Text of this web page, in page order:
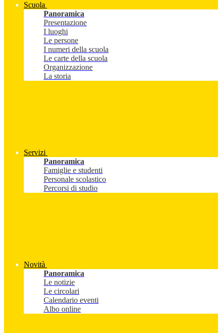
Scuola
Panoramica
Presentazione
I luoghi
Le persone
I numeri della scuola
Le carte della scuola
Organizzazione
La storia
Servizi
Panoramica
Famiglie e studenti
Personale scolastico
Percorsi di studio
Novità
Panoramica
Le notizie
Le circolari
Calendario eventi
Albo online